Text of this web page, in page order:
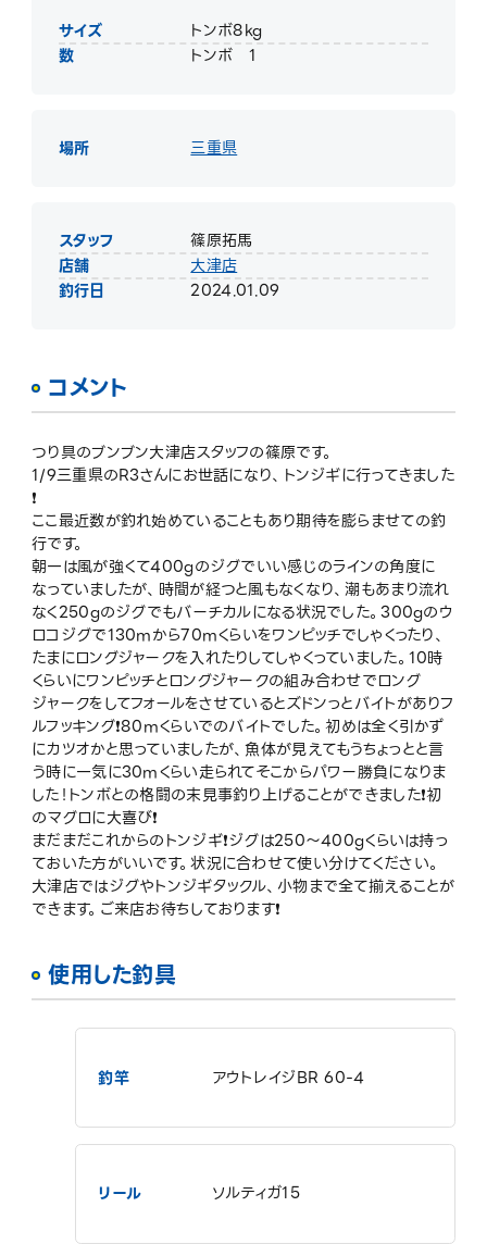
サイズ
トンボ8kg
数
トンボ 1
場所 三重県
スタッフ
篠原拓馬
店舗
大津店
釣行日
2024.01.09
コメント
つり具のブンブン大津店スタッフの篠原です。
1/9三重県のR3さんにお世話になり、トンジギに行ってきました
❗️
ここ最近数が釣れ始めていることもあり期待を膨らませての釣
行です。
朝一は風が強くて400gのジグでいい感じのラインの角度に
なっていましたが、時間が経つと風もなくなり、潮もあまり流れ
なく250gのジグでもバーチカルになる状況でした。300gのウ
ロコジグで130mから70mくらいをワンピッチでしゃくったり、
たまにロングジャークを入れたりしてしゃくっていました。10時
くらいにワンピッチとロングジャークの組み合わせでロング
ジャークをしてフォールをさせているとズドンっとバイトがありフ
ルフッキング❗️80mくらいでのバイトでした。初めは全く引かず
にカツオかと思っていましたが、魚体が見えてもうちょっとと言
う時に一気に30mくらい走られてそこからパワー勝負になりま
した！トンボとの格闘の末見事釣り上げることができました❗️初
のマグロに大喜び❗️
まだまだこれからのトンジギ❗️ジグは250〜400gくらいは持っ
ておいた方がいいです。状況に合わせて使い分けてください。
大津店ではジグやトンジギタックル、小物まで全て揃えることが
できます。ご来店お待ちしております❗️
使用した釣具
釣竿 アウトレイジBR 60-4
リール ソルティガ15